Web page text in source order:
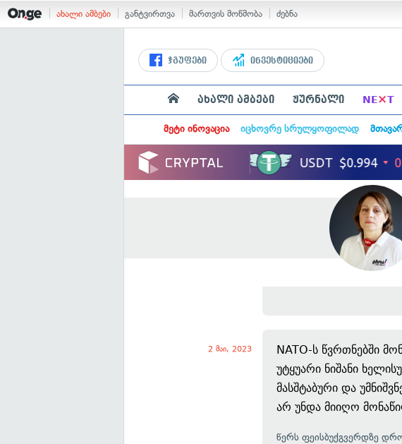
ახალი ამბები განტვირთვა მართვის მოწმობა ძებნა
ჯგუფები ინვესტიციები
ახალი ამბები ჟურნალი NE×T
მეტი ინოვაცია იცხოვრე სრულყოფილად
2 მაი, 2023
NATO-ს წვრთნებში
უტყუარი ნიშანი
მასშტაბური და
არ უნდა მიიღო
წერს ფეისბუქგვერდზე